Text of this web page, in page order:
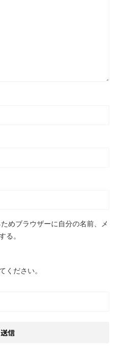
めブラウザーに自分の名前、メ
る。
ください。